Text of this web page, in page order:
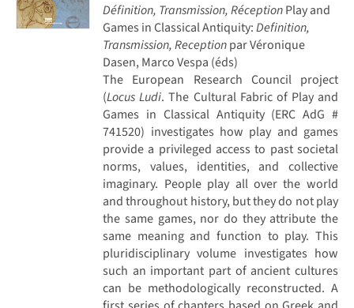
Définition, Transmission, RéceptionPlay and
Games in Classical Antiquity:Definition,
Transmission, Receptionpar Véronique
Dasen, Marco Vespa (éds)
The European Research Council project
(Locus Ludi. The Cultural Fabric of Play and
Games in Classical Antiquity (ERC AdG #
741520) investigates how play and games
provide a privileged access to past societal
norms, values, identities, and collective
imaginary. People play all over the world
and throughout history, but they do not play
the same games, nor do they attribute the
same meaning and function to play. This
pluridisciplinary volume investigates how
such an important part of ancient cultures
can be methodologically reconstructed. A